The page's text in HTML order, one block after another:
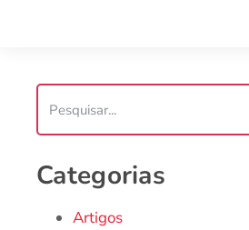
Categorias
Artigos